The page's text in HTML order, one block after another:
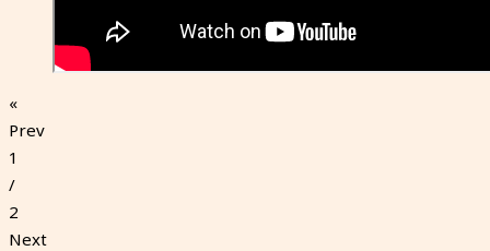
«
Prev
1
/
2
Next